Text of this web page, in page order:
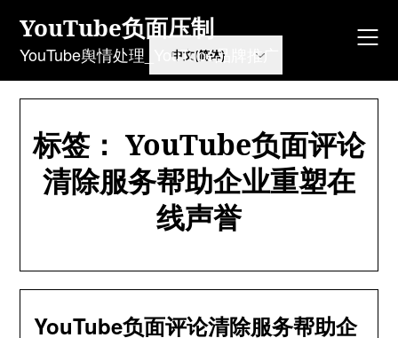
content
YouTube负面压制
YouTube舆情处理_YouTube品牌推广
标签： YouTube负面评论
清除服务帮助企业重塑在
线声誉
YouTube负面评论清除服务帮助企